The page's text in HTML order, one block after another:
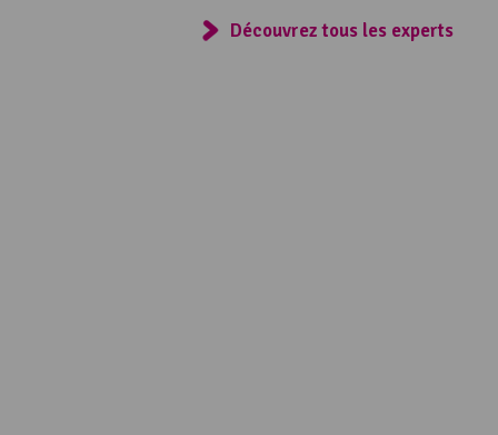
Découvrez tous les experts